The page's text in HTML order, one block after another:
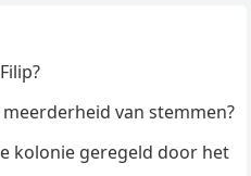
van stemmen?
kolonie geregeld door het